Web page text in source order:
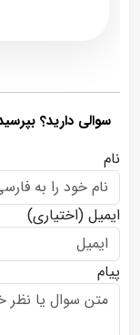
سوالی دارید؟
نام
ایمیل (اختیاری)
پیام